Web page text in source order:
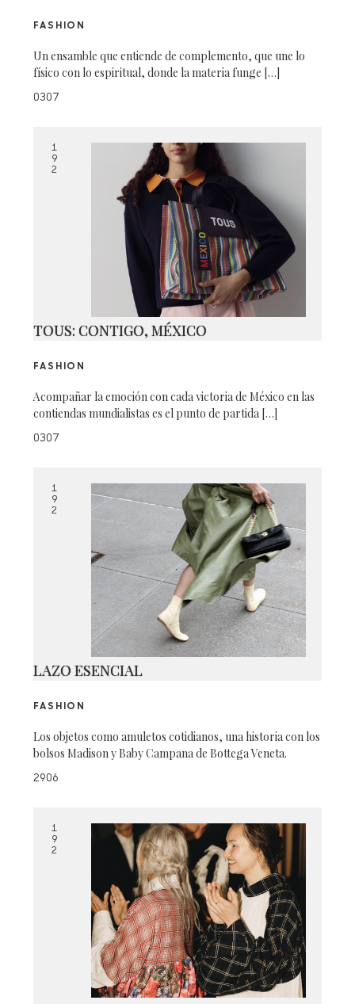
FASHION
Un ensamble que entiende de complemento, que une lo
físico con lo espiritual, donde la materia funge […]
0307
1
9
2
TOUS: CONTIGO, MÉXICO
FASHION
Acompañar la emoción con cada victoria de México en las
contiendas mundialistas es el punto de partida […]
0307
1
9
2
LAZO ESENCIAL
FASHION
Los objetos como amuletos cotidianos, una historia con los
bolsos Madison y Baby Campana de Bottega Veneta.
2906
1
9
2